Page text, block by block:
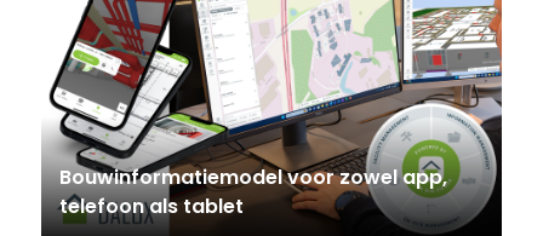
Bouwinformatiemodel voor zowel app,
telefoon als tablet